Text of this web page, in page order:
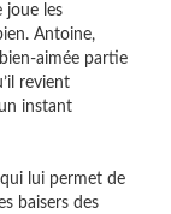
joue les
Antoine,
aimée partie
revient
instant
lui permet de
baisers des